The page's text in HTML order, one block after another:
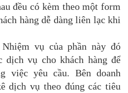
đều có kèm theo một form
hàng dễ dàng liên lạc khi
vụ của phần này đó
vụ cho khách hàng để
việc yêu cầu. Bên doanh
dịch vụ theo đúng các tiêu